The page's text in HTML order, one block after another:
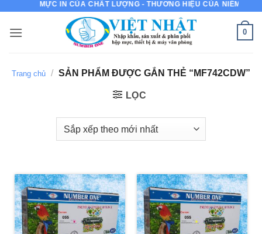
nội
MỰC IN CỦA CHẤT LƯỢNG - THƯƠNG HIỆU CỦA NIỀM TIN
0
Trang chủ / SẢN PHẨM ĐƯỢC GẮN THẺ “MF742CDW”
LỌC